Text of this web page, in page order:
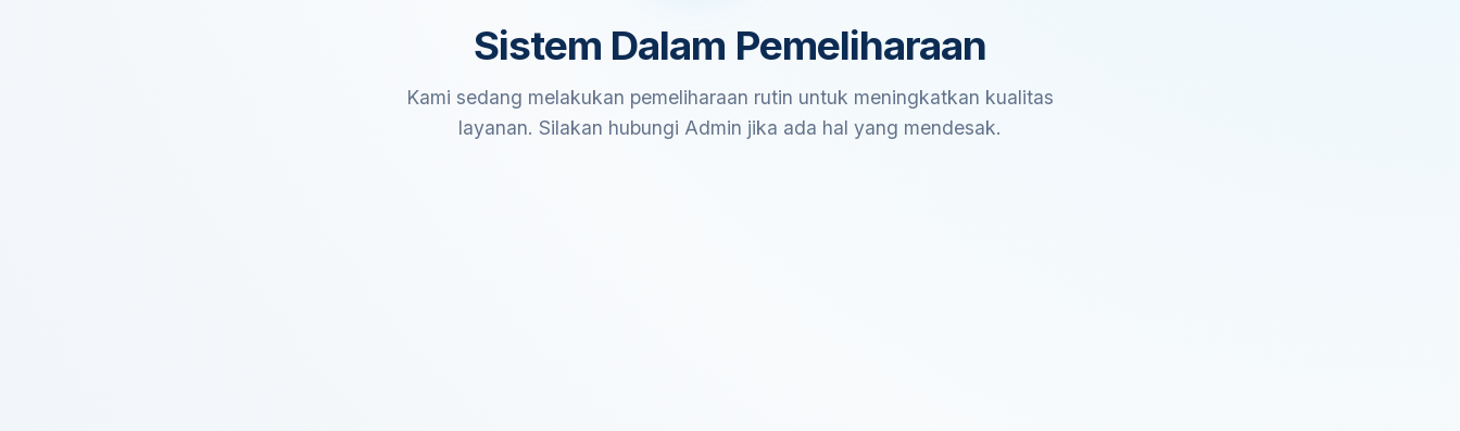
Sistem Dalam Pemeliharaan
Kami sedang melakukan pemeliharaan rutin untuk meningkatkan kualitas
layanan. Silakan hubungi Admin jika ada hal yang mendesak.